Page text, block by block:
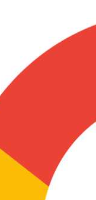
Notas
La Sole en